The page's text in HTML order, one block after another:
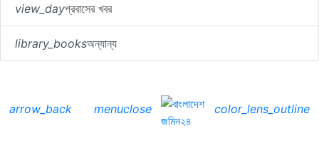
view_dayপ্রবাসের খবর
library_booksঅন্যান্য
arrow_back menuclose color_lens_outline